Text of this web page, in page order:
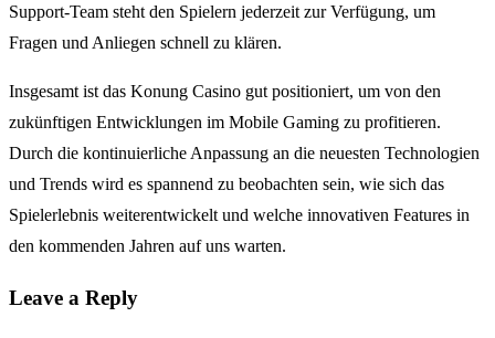
Support-Team steht den Spielern jederzeit zur Verfügung, um
Fragen und Anliegen schnell zu klären.
Insgesamt ist das Konung Casino gut positioniert, um von den
zukünftigen Entwicklungen im Mobile Gaming zu profitieren.
Durch die kontinuierliche Anpassung an die neuesten Technologien
und Trends wird es spannend zu beobachten sein, wie sich das
Spielerlebnis weiterentwickelt und welche innovativen Features in
den kommenden Jahren auf uns warten.
Leave a Reply